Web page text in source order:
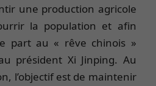
une production agricole
la population et afin
part au « rêve chinois »
président Xi Jinping. Au
l’objectif est de maintenir